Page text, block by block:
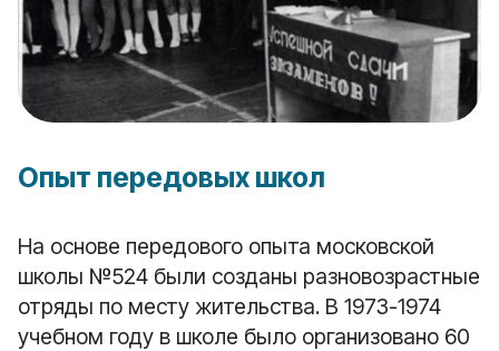
Опыт передовых школ
На основе передового опыта московской
школы №524 были созданы разновозрастные
отряды по месту жительства. В 1973-1974
учебном году в школе было организовано 60